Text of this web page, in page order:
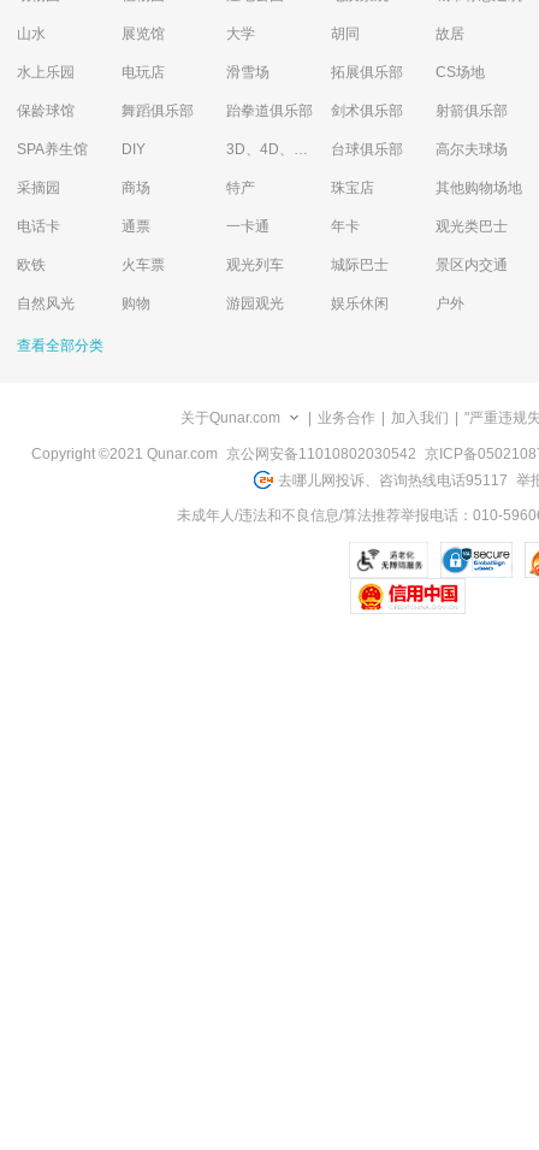
山水 展览馆 大学 胡同 故居
水上乐园 电玩店 滑雪场 拓展俱乐部 CS场地
保龄球馆 舞蹈俱乐部 跆拳道俱乐部 剑术俱乐部 射箭俱乐部
SPA养生馆 DIY 3D、4D、5D艺术体验馆 台球俱乐部 高尔夫球场
采摘园 商场 特产 珠宝店 其他购物场地
电话卡 通票 一卡通 年卡 观光类巴士
欧铁 火车票 观光列车 城际巴士 景区内交通
自然风光 购物 游园观光 娱乐休闲 户外
查看全部分类
关于Qunar.com 业务合作 加入我们 "严重违规
Copyright ©2021 Qunar.com 京公网安备11010802030542 京ICP备
去哪儿网投诉、咨询热线电话95117 举
未成年人/违法和不良信息/算法推荐举报电话：010-